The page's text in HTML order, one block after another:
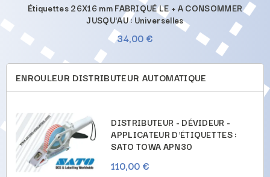
Étiquettes 26X16 mm FABRIQUÉ LE + A CONSOMMER
JUSQU'AU : Universelles
34,00 €
ENROULEUR DISTRIBUTEUR AUTOMATIQUE
DISTRIBUTEUR - DÉVIDEUR -
APPLICATEUR D'ÉTIQUETTES :
SATO TOWA APN30
110,00 €